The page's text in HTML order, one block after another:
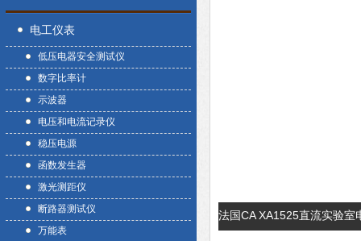
电工仪表
低压电器安全测试仪
数字比率计
示波器
电压和电流记录仪
稳压电源
函数发生器
激光测距仪
断路器测试仪
万能表
法国CA XA1525直流实验室